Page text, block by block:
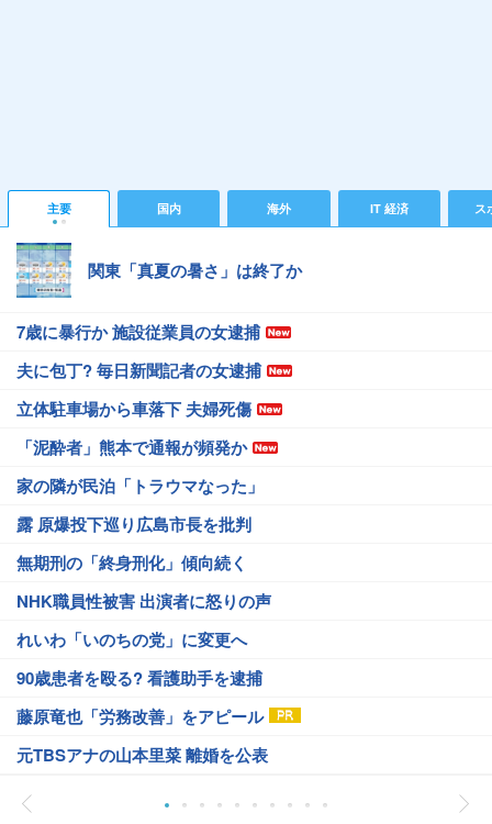
主要 国内 海外 IT 経済 ス
関東「真夏の暑さ」は終了か
7歳に暴行か 施設従業員の女逮捕
夫に包丁? 毎日新聞記者の女逮捕
立体駐車場から車落下 夫婦死傷
「泥酔者」熊本で通報が頻発か
家の隣が民泊「トラウマなった」
露 原爆投下巡り広島市長を批判
無期刑の「終身刑化」傾向続く
NHK職員性被害 出演者に怒りの声
れいわ「いのちの党」に変更へ
90歳患者を殴る? 看護助手を逮捕
藤原竜也「労務改善」をアピール
元TBSアナの山本里菜 離婚を公表